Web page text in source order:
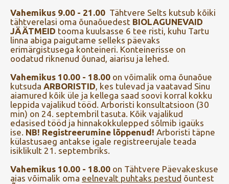
Vahemikus 9.00 - 21.00 Tähtvere Selts kutsub kõiki
tähtverelasi oma õunaõuedest BIOLAGUNEVAID
JÄÄTMEID tooma kuulsasse 6 tee risti, kuhu Tartu
linna abiga paigutame selleks päevaks
erimärgistusega konteineri. Konteinerisse on
oodatud riknenud õunad, aiarisu ja lehed.
Vahemikus 10.00 - 18.00 on võimalik oma õunaõue
kutsuda ARBORISTID, kes tulevad ja vaatavad Sinu
aiamured kõik üle ja kellega saad soovi korral kokku
leppida vajalikud tööd. Arboristi konsultatsioon (30
min) on 24. septembril tasuta. Kõik vajalikud
edasised tööd ja hinnakokkulepped sõlmib igaüks
ise. NB! Registreerumine lõppenud! Arboristi täpne
külastusaeg antakse igale registreerujale teada
isiklikult 21. septembriks.
Vahemikus 10.00 - 18.00 on Tähtvere Päevakeskuse
aias võimalik oma eelnevalt puhtaks pestud õuntest